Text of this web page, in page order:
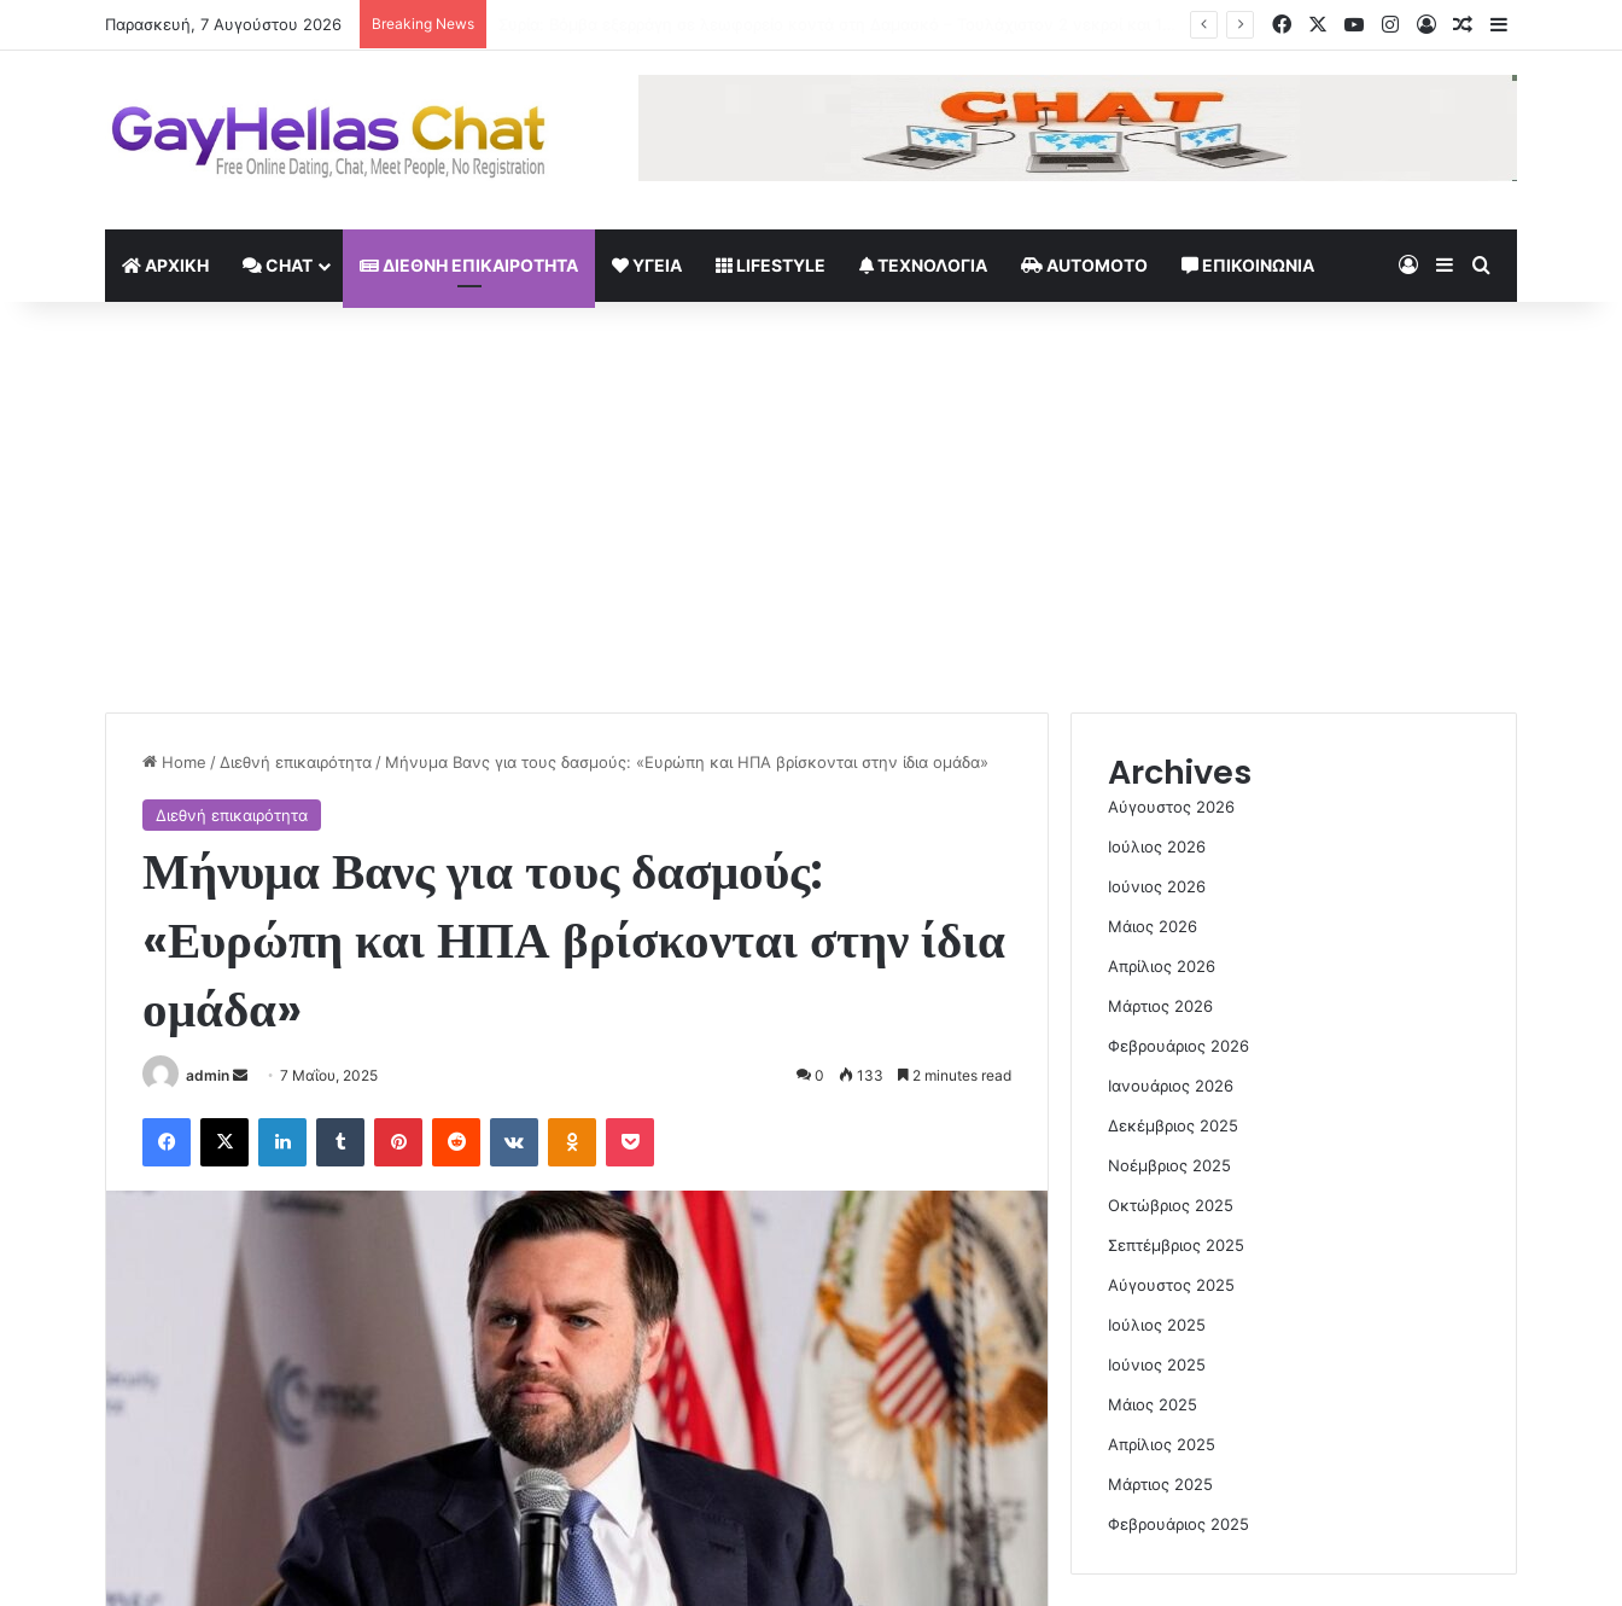
Παρασκευή, 7 Αυγούστου 2026 Breaking News FacebookYouTubeInstagram
Log InRandom Article
Sidebar
ΑΡΧΙΚΉ CHAT ΔΙΕΘΝΉ ΕΠΙΚΑΙΡΌΤΗΤΑ ΥΓΕΊΑ LIFESTYLE ΤΕΧΝΟΛΟΓΊΑ AUTOMOTO ΕΠΙΚΟΙΝΩΝΊΑ Log InSidebar
Home / Διεθνή επικαιρότητα / Μήνυμα Βανς για τους δασμούς: «Ευρώπη και ΗΠΑ βρίσκονται στην ίδια ομάδα»
Διεθνή επικαιρότητα
Μήνυμα Βανς για τους δασμούς:
«Ευρώπη και ΗΠΑ βρίσκονται στην ίδια
ομάδα»
admin
Send
email
7 Μαΐου, 2025 0 133 2 minutes read
Facebook
X LinkedInTumblr PinterestReddit VKontakteOdnoklassniki
Pocket
Archives
Αύγουστος 2026
Ιούλιος 2026
Ιούνιος 2026
Μάιος 2026
Απρίλιος 2026
Μάρτιος 2026
Φεβρουάριος 2026
Ιανουάριος 2026
Δεκέμβριος 2025
Νοέμβριος 2025
Οκτώβριος 2025
Σεπτέμβριος 2025
Αύγουστος 2025
Ιούλιος 2025
Ιούνιος 2025
Μάιος 2025
Απρίλιος 2025
Μάρτιος 2025
Φεβρουάριος 2025